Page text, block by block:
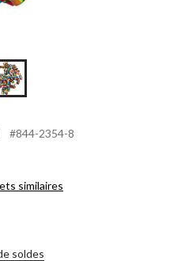
#844-2354-8
similaires
soldes